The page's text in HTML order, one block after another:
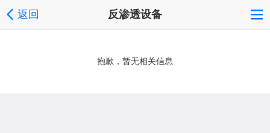
返回 反渗透设备
抱歉，暂无相关信息